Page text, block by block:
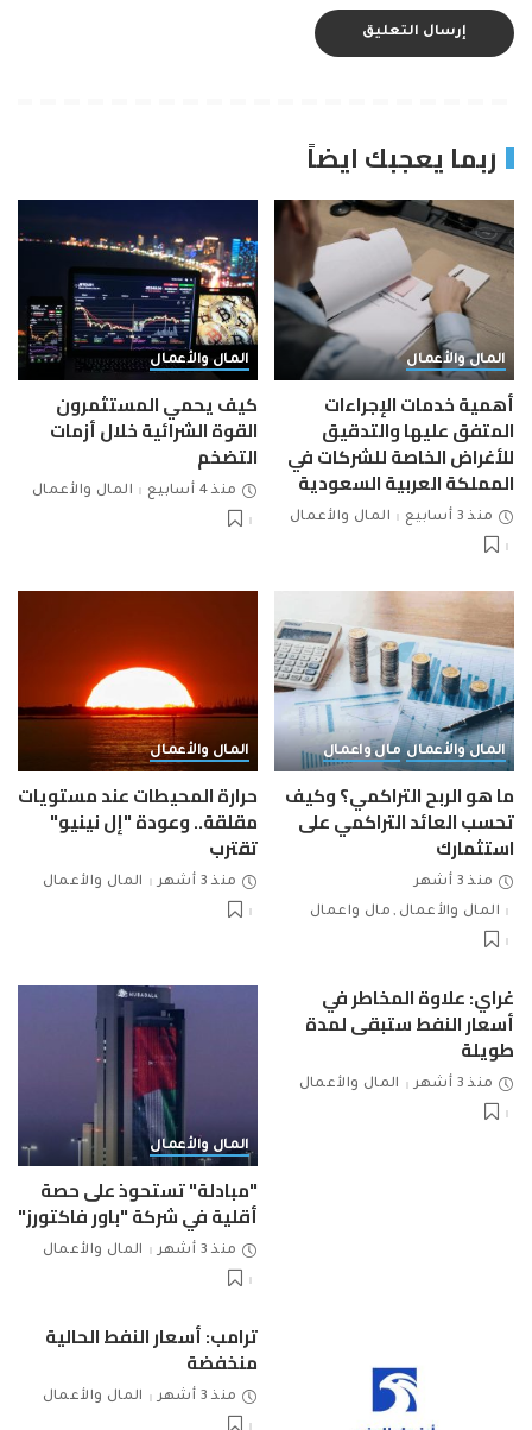
ربما يعجبك ايضاً
المال والأعمال
أهمية خدمات الإجراءات
المتفق عليها والتدقيق
للأغراض الخاصة للشركات في
المملكة العربية السعودية
منذ 3 أسابيع المال والأعمال
المال والأعمال
كيف يحمي المستثمرون
القوة الشرائية خلال أزمات
التضخم
منذ 4 أسابيع المال والأعمال
المال والأعمال مال واعمال
ما هو الربح التراكمي؟ وكيف
تحسب العائد التراكمي على
استثمارك
منذ 3 أشهر
المال والأعمال
مال واعمال
المال والأعمال
حرارة المحيطات عند مستويات
مقلقة.. وعودة "إل نينيو"
تقترب
منذ 3 أشهر المال والأعمال
غراي: علاوة المخاطر في
أسعار النفط ستبقى لمدة
طويلة
منذ 3 أشهر المال والأعمال
المال والأعمال
"مبادلة" تستحوذ على حصة
أقلية في شركة "باور فاكتورز"
منذ 3 أشهر المال والأعمال
ترامب: أسعار النفط الحالية
منخفضة
منذ 3 أشهر المال والأعمال